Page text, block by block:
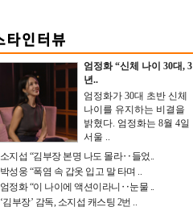
엄정화 “신체 나이 30대, 3
년..
엄정화가 30대 초반 신체
나이를 유지하는 비결을
밝혔다. 엄정화는 8월 4일
서울 ..
소지섭 “김부장 본명 나도 몰라‥들었..
박성웅 “폭염 속 갑옷 입고 말 타며 ..
엄정화 “이 나이에 액션이라니‥눈물 ..
‘김부장’ 감독, 소지섭 캐스팅 2번 ..